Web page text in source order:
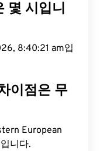
몇 시입니
8:40:22 am입
이점은 무
European
니다.